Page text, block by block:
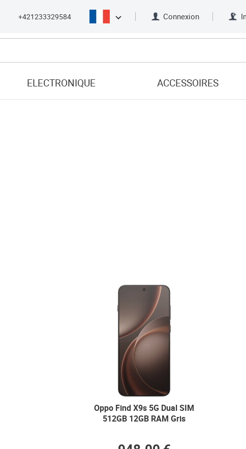
+421233329584 Connexion
ELECTRONIQUE ACCESSOIRES
Oppo Find X9s 5G Dual SIM
512GB 12GB RAM Gris